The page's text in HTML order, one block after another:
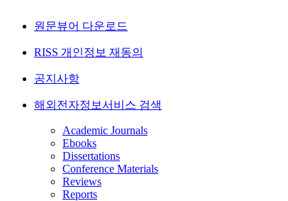
원문뷰어 다운로드
RISS 개인정보 재동의
공지사항
해외전자정보서비스 검색
Academic Journals
Ebooks
Dissertations
Conference Materials
Reviews
Reports